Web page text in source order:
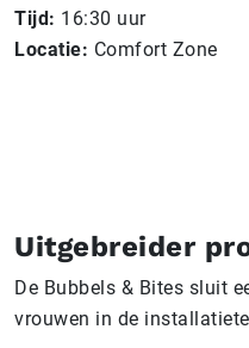
Tijd: 16:30 uur
Locatie: Comfort Zone
Uitgebreider
De Bubbels & Bites sluit
vrouwen in de